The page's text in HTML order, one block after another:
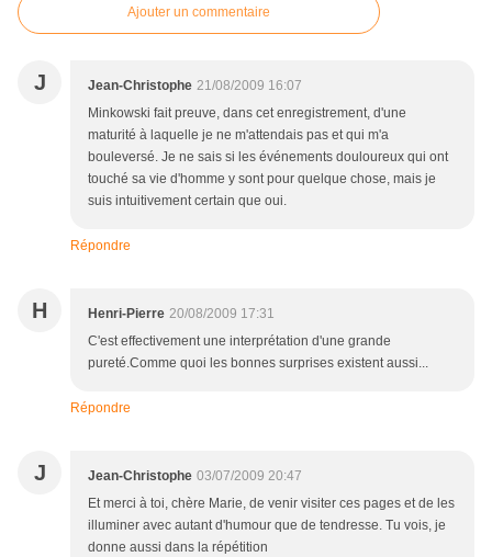
Ajouter un commentaire
J Jean-Christophe 21/08/2009 16:07
Minkowski fait preuve, dans cet enregistrement, d'une
maturité à laquelle je ne m'attendais pas et qui m'a
bouleversé. Je ne sais si les événements douloureux qui ont
touché sa vie d'homme y sont pour quelque chose, mais je
suis intuitivement certain que oui.
Répondre
H Henri-Pierre 20/08/2009 17:31
C'est effectivement une interprétation d'une grande
pureté.Comme quoi les bonnes surprises existent aussi...
Répondre
J Jean-Christophe 03/07/2009 20:47
Et merci à toi, chère Marie, de venir visiter ces pages et de les
illuminer avec autant d'humour que de tendresse. Tu vois, je
donne aussi dans la répétition